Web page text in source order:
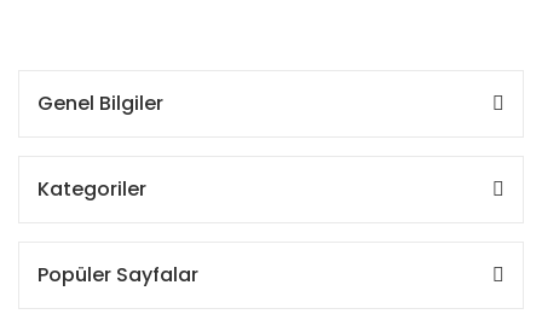
Genel Bilgiler
Kategoriler
Popüler Sayfalar